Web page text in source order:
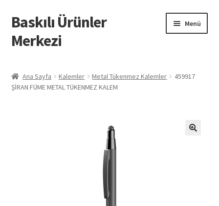
Dolaşıma
geç
İçeriğe
geç
Baskılı Ürünler
Merkezi
Menü
Baskılı Ürünler
Ana Sayfa Kalemler Metal Tükenmez Kalemler
459917
ŞİRAN FÜME METAL TÜKENMEZ KALEM